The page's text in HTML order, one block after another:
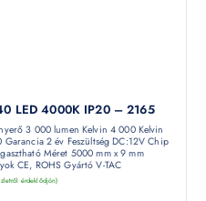
LED 4000K IP20 – 2165
3 000 lumen Kelvin 4 000 Kelvin
Garancia 2 év Feszültség DC:12V Chip
Méret 5000 mm x 9 mm
CE, ROHS Gyártó V-TAC
érdeklődjön)